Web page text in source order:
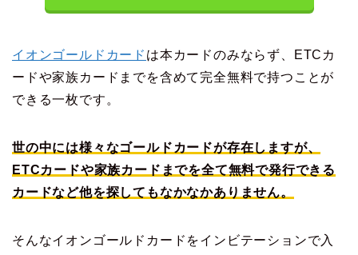
イオンゴールドカード は本カードのみならず、ETCカ
ードや家族カードまでを含めて完全無料で持つことが
できる一枚です。
世の中には様々なゴールドカードが存在しますが、
ETCカードや家族カードまでを全て無料で発行できる
カードなど他を探してもなかなかありません。
そんなイオンゴールドカードをインビテーションで入